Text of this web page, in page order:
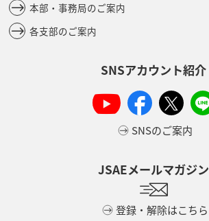
本部・事務局のご案内
各支部のご案内
SNSアカウント紹介
SNSのご案内
JSAEメールマガジン
登録・解除はこちら